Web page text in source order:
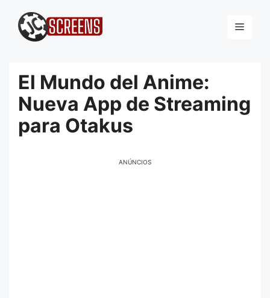
para
Menu
El Mundo del Anime:
Nueva App de Streaming
para Otakus
ANÚNCIOS